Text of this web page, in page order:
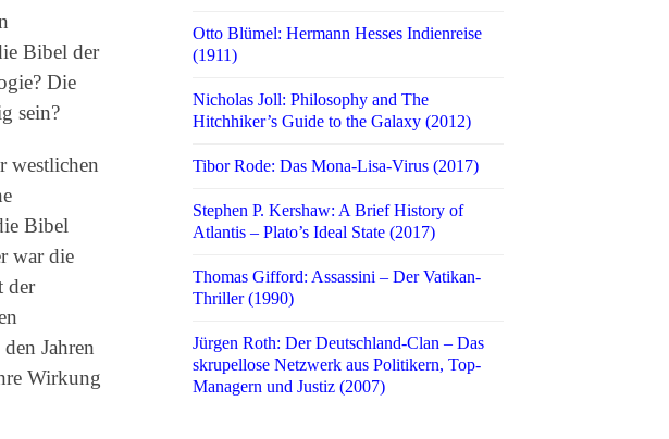
Bibel der
Die
sein?
westlichen
Bibel
war die
der
Jahren
Wirkung
Otto Blümel: Hermann Hesses Indienreise
(1911)
Nicholas Joll: Philosophy and The
Hitchhiker’s Guide to the Galaxy (2012)
Tibor Rode: Das Mona-Lisa-Virus (2017)
Stephen P. Kershaw: A Brief History of
Atlantis – Plato’s Ideal State (2017)
Thomas Gifford: Assassini – Der Vatikan-
Thriller (1990)
Jürgen Roth: Der Deutschland-Clan – Das
skrupellose Netzwerk aus Politikern, Top-
Managern und Justiz (2007)